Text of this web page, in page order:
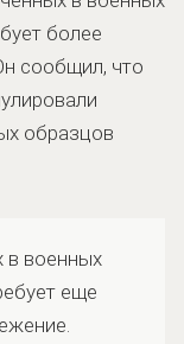
более
сообщил, что
образцов
в военных
еще